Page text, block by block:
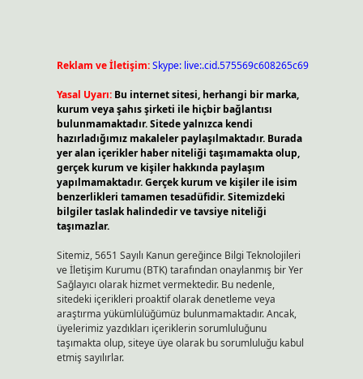
Reklam ve İletişim:Skype: live:.cid.575569c608265c69
Yasal Uyarı: Bu internet sitesi, herhangi bir marka,
kurum veya şahıs şirketi ile hiçbir bağlantısı
bulunmamaktadır. Sitede yalnızca kendi
hazırladığımız makaleler paylaşılmaktadır. Burada
yer alan içerikler haber niteliği taşımamakta olup,
gerçek kurum ve kişiler hakkında paylaşım
yapılmamaktadır. Gerçek kurum ve kişiler ile isim
benzerlikleri tamamen tesadüfidir. Sitemizdeki
bilgiler taslak halindedir ve tavsiye niteliği
taşımazlar.
Sitemiz, 5651 Sayılı Kanun gereğince Bilgi Teknolojileri
ve İletişim Kurumu (BTK) tarafından onaylanmış bir Yer
Sağlayıcı olarak hizmet vermektedir. Bu nedenle,
sitedeki içerikleri proaktif olarak denetleme veya
araştırma yükümlülüğümüz bulunmamaktadır. Ancak,
üyelerimiz yazdıkları içeriklerin sorumluluğunu
taşımakta olup, siteye üye olarak bu sorumluluğu kabul
etmiş sayılırlar.